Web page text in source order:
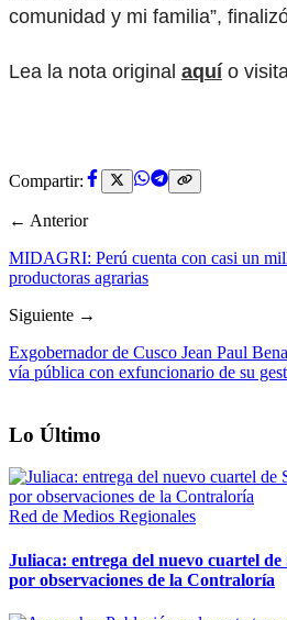
comunidad y mi familia”,
Lea la nota original aquí o
Compartir:
← Anterior
MIDAGRI: Perú cuenta con casi un
productoras agrarias
Siguiente →
Exgobernador de Cusco Jean Paul
vía pública con exfuncionario de su
Lo Último
Red de Medios Regionales
Juliaca: entrega del nuevo cuartel de
por observaciones de la Contraloría